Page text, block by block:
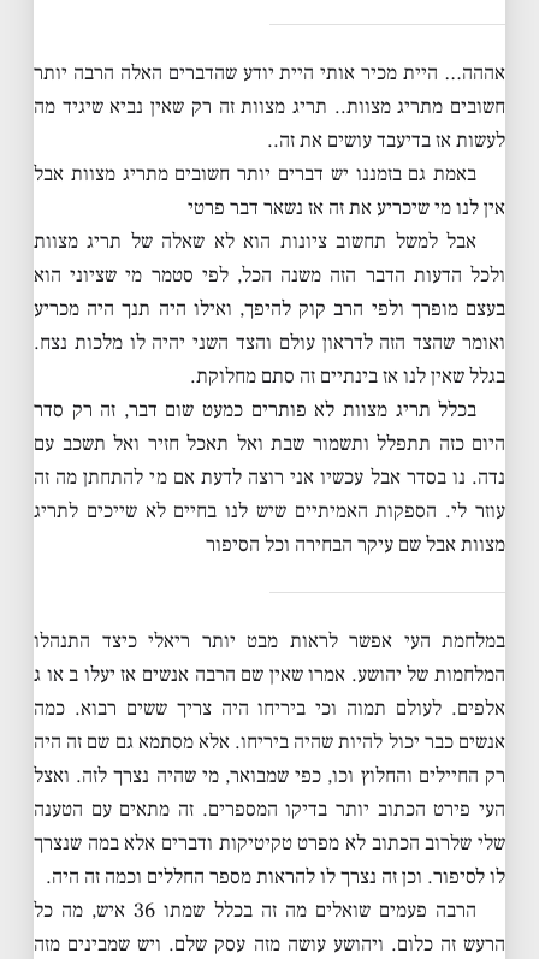
אההה… היית מכיר אותי היית יודע שהדברים האלה הרבה יותר
חשובים מתריג מצוות.. תריג מצוות זה רק שאין נביא שיגיד מה
לעשות אז בדיעבד עושים את זה..
באמת גם בזמננו יש דברים יותר חשובים מתריג מצוות אבל
אין לנו מי שיכריע את זה אז נשאר דבר פרטי
אבל למשל תחשוב ציונות הוא לא שאלה של תריג מצוות
ולכל הדעות הדבר הזה משנה הכל, לפי סטמר מי שציוני הוא
בעצם מופרך ולפי הרב קוק להיפך, ואילו היה תנך היה מכריע
ואומר שהצד הזה לדראון עולם והצד השני יהיה לו מלכות נצח.
בגלל שאין לנו אז בינתיים זה סתם מחלוקת.
בכלל תריג מצוות לא פותרים כמעט שום דבר, זה רק סדר
היום כזה תתפלל ותשמור שבת ואל תאכל חזיר ואל תשכב עם
נדה. נו בסדר אבל עכשיו אני רוצה לדעת אם מי להתחתן מה זה
עוזר לי. הספקות האמיתיים שיש לנו בחיים לא שייכים לתריג
מצוות אבל שם עיקר הבחירה וכל הסיפור
במלחמת העי אפשר לראות מבט יותר ריאלי כיצד התנהלו
המלחמות של יהושע. אמרו שאין שם הרבה אנשים אז יעלו ב או ג
אלפים. לעולם תמוה וכי ביריחו היה צריך ששים רבוא. כמה
אנשים כבר יכול להיות שהיה ביריחו. אלא מסתמא גם שם זה היה
רק החיילים והחלוץ וכו, כפי שמבואר, מי שהיה נצרך לזה. ואצל
העי פירט הכתוב יותר בדיקו המספרים. זה מתאים עם הטענה
שלי שלרוב הכתוב לא מפרט טקיטיקות ודברים אלא במה שנצרך
לו לסיפור. וכן זה נצרך לו להראות מספר החללים וכמה זה היה.
הרבה פעמים שואלים מה זה בכלל שמתו 36 איש, מה כל
הרעש זה כלום. ויהושע עושה מזה עסק שלם. ויש שמבינים מזה